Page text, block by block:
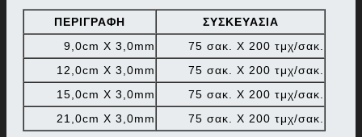
ΠΕΡΙΓΡΑΦΗ
ΣΥΣΚΕΥΑΣΙΑ
9,0cm Χ 3,0mm
75 σακ. Χ 200 τμχ/σακ.
12,0cm Χ 3,0mm
75 σακ. Χ 200 τμχ/σακ.
15,0cm Χ 3,0mm
75 σακ. Χ 200 τμχ/σακ.
21,0cm Χ 3,0mm
75 σακ. Χ 200 τμχ/σακ.